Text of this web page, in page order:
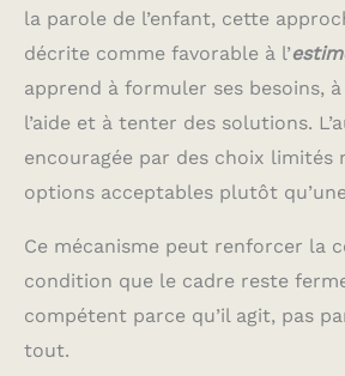
la parole de l’enfant, cette
décrite comme favorable à l’
apprend à formuler ses besoins,
l’aide et à tenter des solutions.
encouragée par des choix limités
options acceptables plutôt
Ce mécanisme peut renforcer la
condition que le cadre reste
compétent parce qu’il agit, pas
tout.